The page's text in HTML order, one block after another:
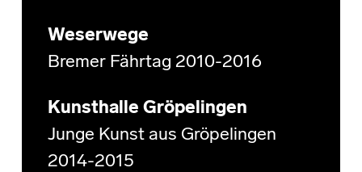
Weserwege
Bremer Fährtag 2010-2016
Kunsthalle Gröpelingen
Junge Kunst aus Gröpelingen
2014-2015